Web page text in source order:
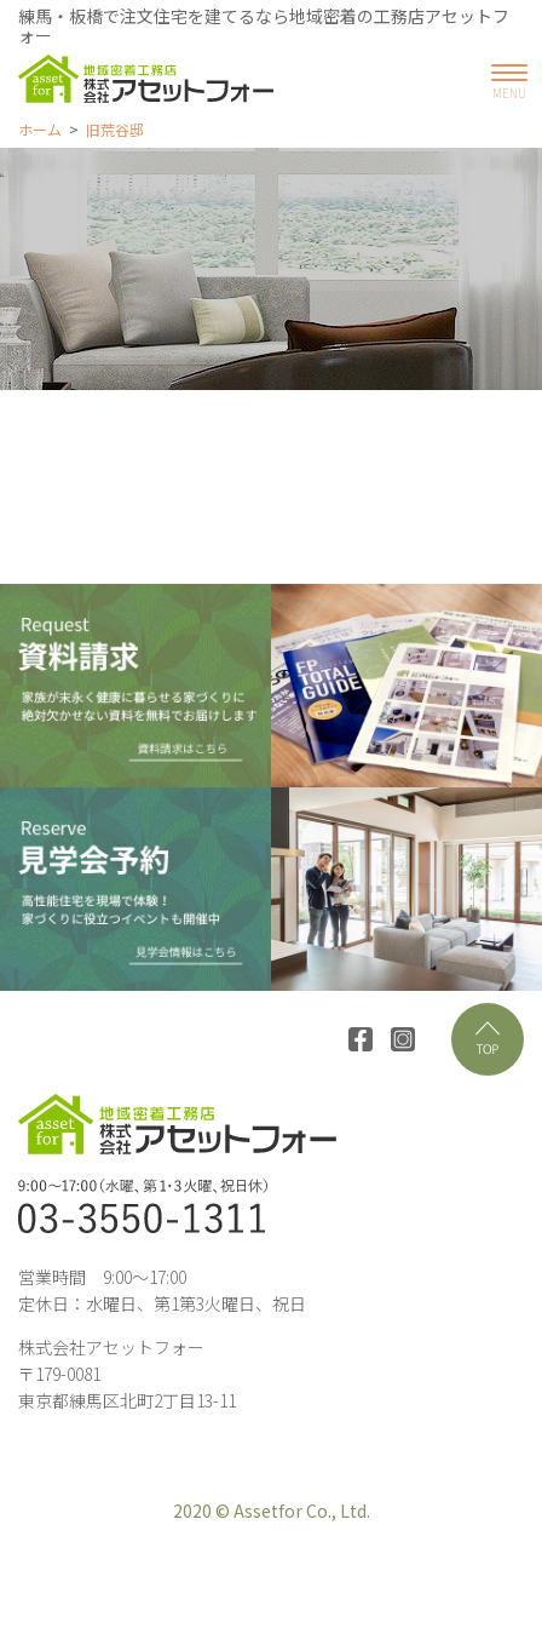
練馬・板橋で注文住宅を建てるなら地域密着の工務店アセットフ
ォー
ホーム 旧荒谷邸
営業時間 9:00～17:00
定休日：水曜日、第1第3火曜日、祝日
株式会社アセットフォー
〒179-0081
東京都練馬区北町2丁目13-11
2020 © Assetfor Co., Ltd.